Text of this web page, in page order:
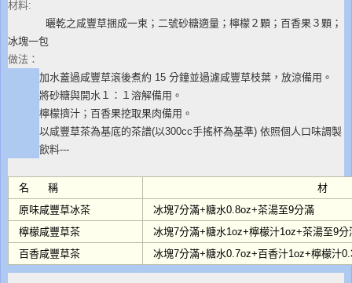
材料:
曬乾之咸豐草捆成一束；二號砂糖適量；檸檬２顆；百香果３顆；
冰塊一包
做法：
加水蓋過咸豐草滾後煮約 15 分鐘並過濾咸豐草枝葉，放涼備用。
將砂糖與開水１：１溶解備用。
檸檬擠汁；百香果挖取果肉備用。
以咸豐草茶為基底的茶譜(以300cc手搖杯為基準) 依照個人口味調製
飲料---
名 稱
材
原味咸豐草冰茶
冰塊7分滿+糖水0.8oz+茶湯至9分滿
檸檬咸豐草茶
冰塊7分滿+糖水1oz+檸檬汁1oz+茶湯至9分
百香咸豐草茶
冰塊7分滿+糖水0.7oz+百香汁1oz+檸檬汁